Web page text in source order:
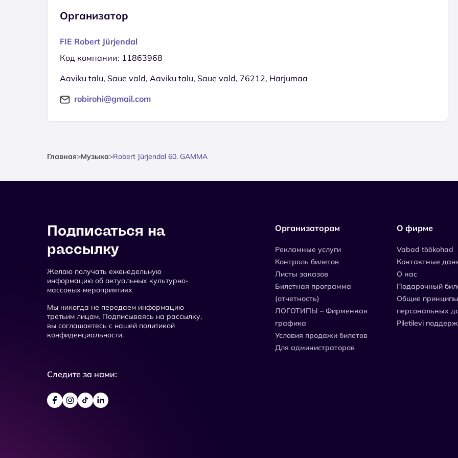
Организатор
FIE Robert Jürjendal
Код компании: 11863968
Aaviku talu, Saue vald, Aaviku talu, Saue vald, 76212, Harjumaa
robirohi@gmail.com
Главная>Музыка>Robert Jürjendal 60. GAMMA
Подписаться на
рассылку
Желаю получать еженедельную
информацию об актуальных культурно-
массовых мероприятиях
Мы никогда не передаем информацию
третьим лицам. Подписываясь на рассылку,
вы соглашаетесь с нашей политикой
конфиденциальности.
Следите за нами:
Организаторам
Рекламные услуги
Контроль билетов
Листы заказов
Билетная программа
(отчетность)
ЛОГОТИПЫ – Фирменная
графика
Условия продажи билетов
Для администраторов
О фирме
Vabad töökohad
Контактные
О нас
Подарочный
Общие
персональных
Piletilevi